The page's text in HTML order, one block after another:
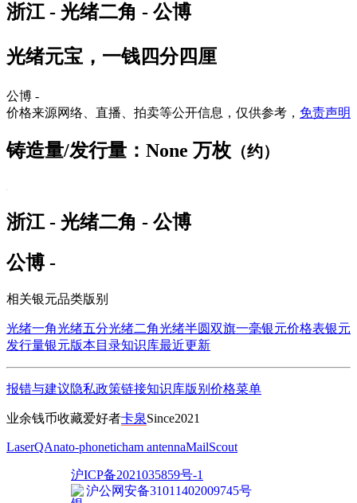
浙江 - 光绪二角 - 公博
光绪元宝，一钱四分四厘
公博 -
价格来源网络、直播、拍卖等公开信息，仅供参考， 免责声明
铸造量/发行量：None 万枚 （约）
浙江 - 光绪二角 - 公博
公博 -
相关银元品类版别
光绪一角光绪五分光绪二角光绪半圆双旗一毫银元价格表银元
发行量银元版本目录知识库最近更新
报错与建议隐私政策链接知识库版别 价格菜单
业余钱币收藏爱好者卡泉Since2021
LaserQAnato-phoneticham antennaMailScout
沪ICP备2021035859号-1
沪公网安备31011402009745号